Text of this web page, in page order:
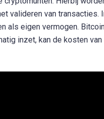
valideren van transacties.
als eigen vermogen.
inzet, kan de kosten